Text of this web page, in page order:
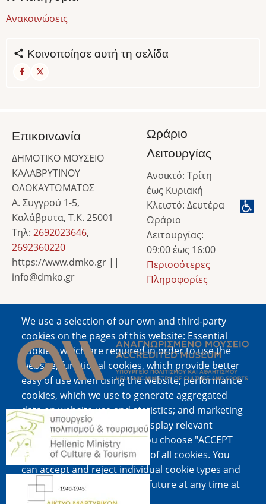
Ανακοινώσεις
Κοινοποίησε αυτή τη σελίδα
We use a selection of our own and third-party
cookies on the pages of this website: Essential
cookies, which are required in order to use the
website; functional cookies, which provide better
easy of use when using the website; performance
cookies, which we use to generate aggregated
data on website use and statistics; and marketing
cookies, which are used to display relevant
content and advertising. If you choose "ACCEPT
ALL", you consent to the use of all cookies. You
can accept and reject individual cookie types and
revoke your consent for the future at any time at
"Settings".
Επικοινωνία
ΔΗΜΟΤΙΚΟ ΜΟΥΣΕΙΟ
ΚΑΛΑΒΡΥΤΙΝΟΥ
ΟΛΟΚΑΥΤΩΜΑΤΟΣ
Α. Συγγρού 1-5,
Καλάβρυτα, Τ.Κ. 25001
Τηλ: 2692023646,
2692360220
https://www.dmko.gr ||
info@dmko.gr
Ωράριο
Λειτουργίας
Ανοικτό: Τρίτη
έως Κυριακή
Κλειστό: Δευτέρα
Ωράριο
Λειτουργίας:
09:00 έως 16:00
Περισσότερες
Πληροφορίες
Image
Image
Image